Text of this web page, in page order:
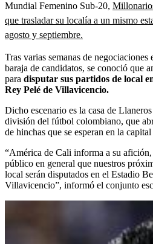
Mundial Femenino Sub-20,
que trasladar su localía a un mismo
agosto y septiembre.
Tras varias semanas de
baraja de candidatos, se conoció que
para disputar sus partidos de local
Rey Pelé de Villavicencio.
Dicho escenario es la casa de
división del fútbol colombiano, que
de hinchas que se esperan en la
“América de Cali informa a su
público en general que nuestros
local serán disputados en el Estadio
Villavicencio”, informó el conjunto